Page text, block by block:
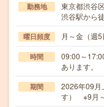
勤務地
東京都渋谷
渋谷駅から
曜日頻度 月～金（週
時間
09:00～
あります。
期間
2026年09月
す） ※9月